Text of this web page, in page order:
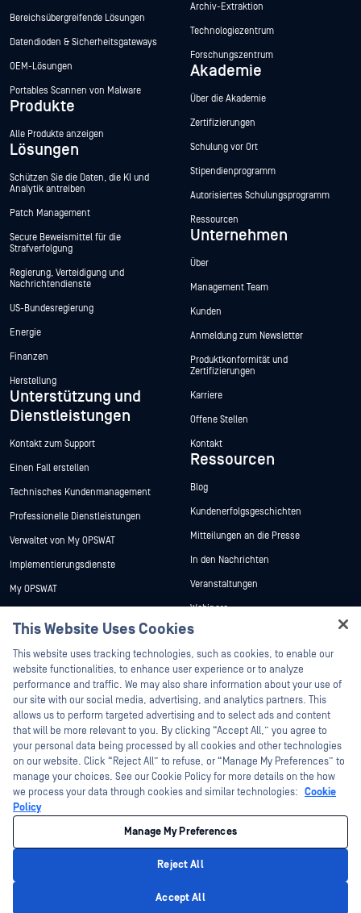
Bereichsübergreifende Lösungen
Datendioden & Sicherheitsgateways
OEM-Lösungen
Portables Scannen von Malware
Produkte
Alle Produkte anzeigen
Lösungen
Schützen Sie die Daten, die KI und
Analytik antreiben
Patch Management
Secure Beweismittel für die
Strafverfolgung
Regierung, Verteidigung und
Nachrichtendienste
US-Bundesregierung
Energie
Finanzen
Herstellung
Unterstützung und
Dienstleistungen
Kontakt zum Support
Einen Fall erstellen
Technisches Kundenmanagement
Professionelle Dienstleistungen
Verwaltet von My OPSWAT
Implementierungsdienste
My OPSWAT
Ausbildung
Programm zur Behebung von
Sicherheitslücken
Partner
Zertifizierung
Technologie-Partner
Partner Programm
Archiv-Extraktion
Technologiezentrum
Forschungszentrum
Akademie
Über die Akademie
Zertifizierungen
Schulung vor Ort
Stipendienprogramm
Autorisiertes Schulungsprogramm
Ressourcen
Unternehmen
Über
Management Team
Kunden
Anmeldung zum Newsletter
Produktkonformität und
Zertifizierungen
Karriere
Offene Stellen
Kontakt
Ressourcen
Blog
Kundenerfolgsgeschichten
Mitteilungen an die Presse
In den Nachrichten
Veranstaltungen
Webinare
Datenblätter
Weiße Papiere
Kostenlose Tools
©2026 OPSWAT . Alle Rechte vorbehalten. OPSWAT, MetaDefender, Metascan,
MetaAccess, das OPSWAT , Trust no File. Trust No Device., OPSWAT , Protecting the
World's Critical Infrastructure, Deep CDR™ Technology, InQuest, das InQuest-Logo,
DFI, RetroHunt, Deep File Inspection und Join the Hunt sind Marken von OPSWAT .
Marken von Drittanbietern sind Eigentum ihrer jeweiligen Inhaber.
Cookie-Präferenzen verwalten
Entscheidungen zum Datenschutz in Kalifornien
This Website Uses Cookies
This website uses tracking technologies, such as cookies, to enable our
website functionalities, to enhance user experience or to analyze
performance and traffic. We may also share information about your use of
our site with our social media, advertising, and analytics partners. This
allows us to perform targeted advertising and to select ads and content
that will be more relevant to you. By clicking “Accept All,” you agree to
your personal data being processed by all cookies and other technologies
on our website. Click “Reject All” to refuse, or “Manage My Preferences” to
manage your choices. See our Cookie Policy for more details on the how
we process your data through cookies and similar technologies: Cookie
Policy
Manage My Preferences
Reject All
Accept All
Hey there!
I'm Ozzy, your OPSWAT virtual assistant.
How can I help you secure what's critical
today?